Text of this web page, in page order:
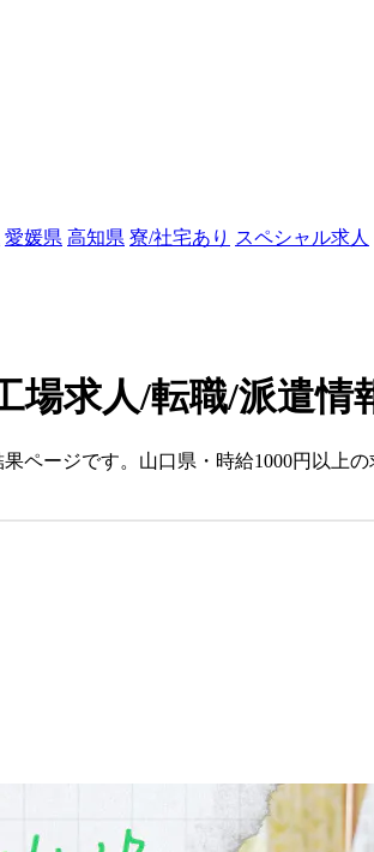
愛媛県 高知県 寮/社宅あり スペシャル求人
場求人/転職/派遣情
ページです。山口県・時給1000円以